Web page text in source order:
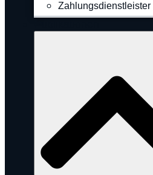
Zahlungsdienstleister